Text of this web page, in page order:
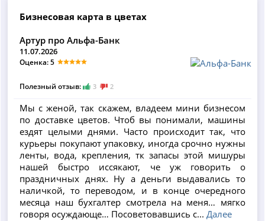
Бизнесовая карта в цветах
Артур про Альфа-Банк
11.07.2026
Оценка: 5
Полезный отзыв: 3 2
Мы с женой, так скажем, владеем мини бизнесом
по доставке цветов. Чтоб вы понимали, машины
ездят целыми днями. Часто происходит так, что
курьеры покупают упаковку, иногда срочно нужны
ленты, вода, крепления, тк запасы этой мишуры
нашей быстро иссякают, че уж говорить о
праздничных днях. Ну а деньги выдавались то
наличкой, то переводом, и в конце очередного
месяца наш бухгалтер смотрела на меня… мягко
говоря осуждающе… Посоветовавшись с...Далее